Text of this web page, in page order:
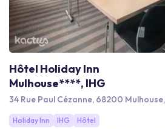
Hôtel Holiday Inn
Mulhouse****, IHG
34 Rue Paul Cézanne, 68200
Holiday Inn IHG Hôtel